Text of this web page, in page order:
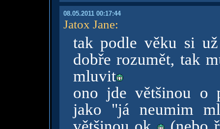
08.05.2011 00:17:44
Jatox Jane:
tak podle věku si
dobře rozumět, tak
mluvit
ono jde většinou o
jako "já neumim